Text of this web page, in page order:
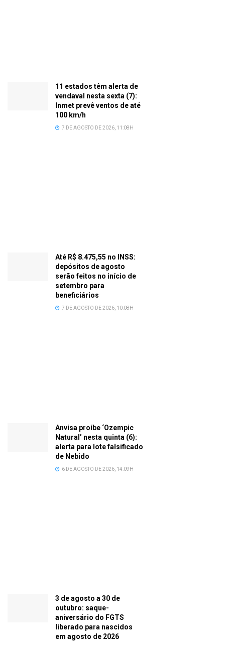
11 estados têm alerta de
vendaval nesta sexta (7):
Inmet prevê ventos de até
100 km/h
7 DE AGOSTO DE 2026, 11:08H
Até R$ 8.475,55 no INSS:
depósitos de agosto
serão feitos no início de
setembro para
beneficiários
7 DE AGOSTO DE 2026, 10:08H
Anvisa proíbe ‘Ozempic
Natural’ nesta quinta (6):
alerta para lote falsificado
de Nebido
6 DE AGOSTO DE 2026, 14:09H
3 de agosto a 30 de
outubro: saque-
aniversário do FGTS
liberado para nascidos
em agosto de 2026